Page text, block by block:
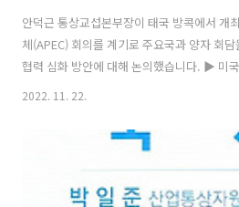
안덕근 통상교섭본부장이 태국 방콕에서 개
체(APEC) 회의를 계기로 주요국과 양자 회
협력 심화 방안에 대해 논의했습니다. ▶ 미
부(USTR) 캐서린 타이 대표 - 인플레이션감
으로 조속한 시기에 우려를 실질적으로 경감
야 한다는 점 역설 - 향후 긴밀한 협의 지속
일 쩐 꾸억 카잉 산업무역부 차관 - 교역 확대
위해서는 역내포괄적경제동반자협정
2022. 11. 22.